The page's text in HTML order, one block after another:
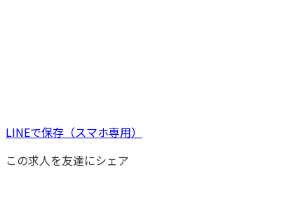
LINEで保存 （スマホ専用）
この求人を友達にシェア